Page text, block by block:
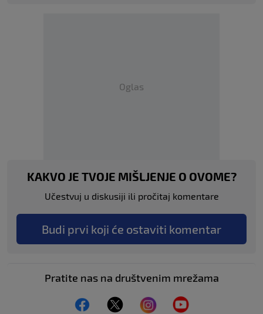
Oglas
KAKVO JE TVOJE MIŠLJENJE O OVOME?
Učestvuj u diskusiji ili pročitaj komentare
Budi prvi koji će ostaviti komentar
Pratite nas na društvenim mrežama